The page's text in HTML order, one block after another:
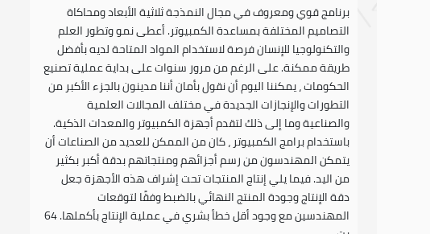
برنامج قوي ومعروف في مجال النمذجة ثلاثية الأبعاد ومحاكاة
التصاميم المختلفة بمساعدة الكمبيوتر. أعطى نمو وتطور العلم
والتكنولوجيا للإنسان فرصة لاستخدام المواد المتاحة لديه بأفضل
طريقة ممكنة. على الرغم من مرور سنوات على بداية عملية تصنيع
الحكومات ، يمكننا اليوم أن نقول بأمان أننا مدينون بالجزء الأكبر من
التطورات والإنجازات الجديدة في مختلف المجالات العلمية
والصناعية وما إلى ذلك لتقدم أجهزة الكمبيوتر والمعدات الذكية.
باستخدام برامج الكمبيوتر ، كان من الممكن للعديد من الصناعات أن
يتمكن المهندسون من رسم أجزائهم ومنتجاتهم بدقة أكبر بكثير
من اليد. فيما يلي إنتاج المنتجات تحت إشراف هذه الأجهزة جعل
دقة الإنتاج وجودة المنتج النهائي بالضبط وفقًا لتوقعات
المهندسين مع وجود أقل خطأ بشري في عملية الإنتاج بأكملها. 64